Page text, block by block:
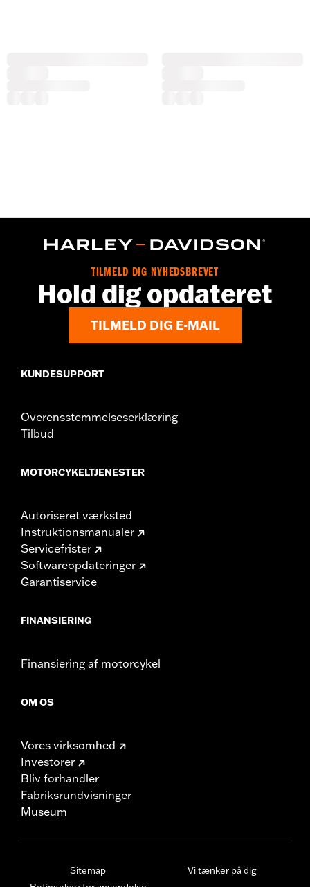
TILMELD DIG NYHEDSBREVET
Hold dig opdateret
TILMELD DIG E-MAIL
KUNDESUPPORT
Overensstemmelseserklæring
Tilbud
MOTORCYKELTJENESTER
Autoriseret værksted
Instruktionsmanualer
Servicefrister
Softwareopdateringer
Garantiservice
FINANSIERING
Finansiering af motorcykel
OM OS
Vores virksomhed
Investorer
Bliv forhandler
Fabriksrundvisninger
Museum
Sitemap
Vi tænker på dig